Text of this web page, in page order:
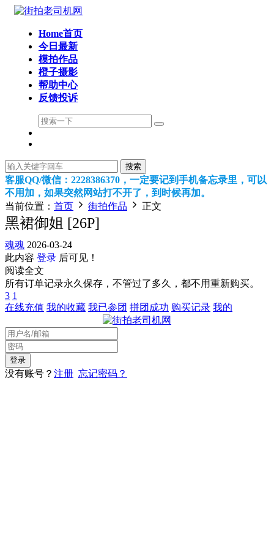
Home首页
今日最新
模拍作品
橙子摄影
帮助中心
反馈投诉
搜索
客服QQ/微信：2228386370，一定要记到手机备忘录里，可以
不用加，如果突然网站打不开了，到时候再加。
当前位置： 首页 街拍作品 正文
黑裙御姐 [26P]
魂魂 2026-03-24
此内容 登录 后可见！
阅读全文
所有订单记录永久保存，不管过了多久，都不用重新购买。
3 1
在线充值 我的收藏 我已参团 拼团成功 购买记录 我的
没有账号？ 注册 忘记密码？